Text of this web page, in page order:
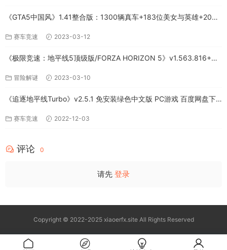
《GTA5中国风》1.41整合版：1300辆真车+183位美女与英雄+200%
赛车竞速 2023-03-12
《极限竞速：地平线5顶级版/FORZA HORIZON 5》v1.563.816+全
冒险解谜 2023-03-10
《追逐地平线Turbo》v2.5.1 免安装绿色中文版 PC游戏 百度网盘下
赛车竞速 2022-12-03
评论 0
请先 登录
Copyright © 2022-2025 xiaoerfx.site All Rights Reserved